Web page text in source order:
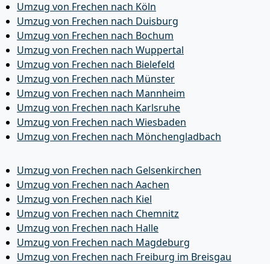
Umzug von Frechen nach Köln
Umzug von Frechen nach Duisburg
Umzug von Frechen nach Bochum
Umzug von Frechen nach Wuppertal
Umzug von Frechen nach Bielefeld
Umzug von Frechen nach Münster
Umzug von Frechen nach Mannheim
Umzug von Frechen nach Karlsruhe
Umzug von Frechen nach Wiesbaden
Umzug von Frechen nach Mönchen­gladbach
Umzug von Frechen nach Gelsenkirchen
Umzug von Frechen nach Aachen
Umzug von Frechen nach Kiel
Umzug von Frechen nach Chemnitz
Umzug von Frechen nach Halle
Umzug von Frechen nach Magdeburg
Umzug von Frechen nach Freiburg im Breisgau